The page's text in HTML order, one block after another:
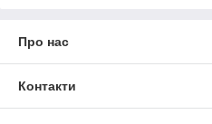
Про нас
Контакти